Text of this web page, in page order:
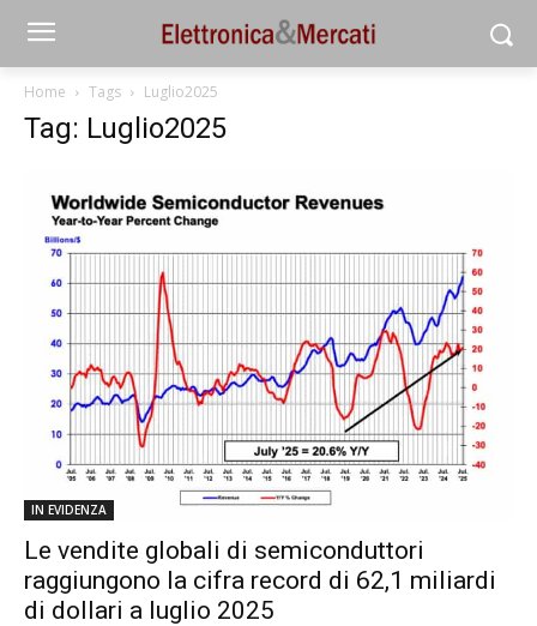
Home Tags Luglio2025
Tag: Luglio2025
IN EVIDENZA
Le vendite globali di semiconduttori
raggiungono la cifra record di 62,1 miliardi
di dollari a luglio 2025